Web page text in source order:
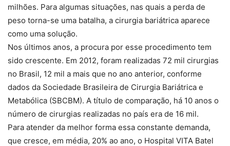
milhões. Para algumas situações, nas quais a perda de
peso torna-se uma batalha, a cirurgia bariátrica aparece
como uma solução.
Nos últimos anos, a procura por esse procedimento tem
sido crescente. Em 2012, foram realizadas 72 mil cirurgias
no Brasil, 12 mil a mais que no ano anterior, conforme
dados da Sociedade Brasileira de Cirurgia Bariátrica e
Metabólica (SBCBM). A título de comparação, há 10 anos o
número de cirurgias realizadas no país era de 16 mil.
Para atender da melhor forma essa constante demanda,
que cresce, em média, 20% ao ano, o Hospital VITA Batel